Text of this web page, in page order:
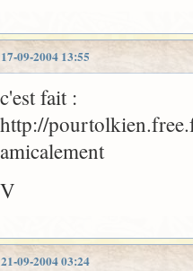
17-09-2004 13:55
c'est fait :
http://
amicalement
V
21-09-2004 03:24